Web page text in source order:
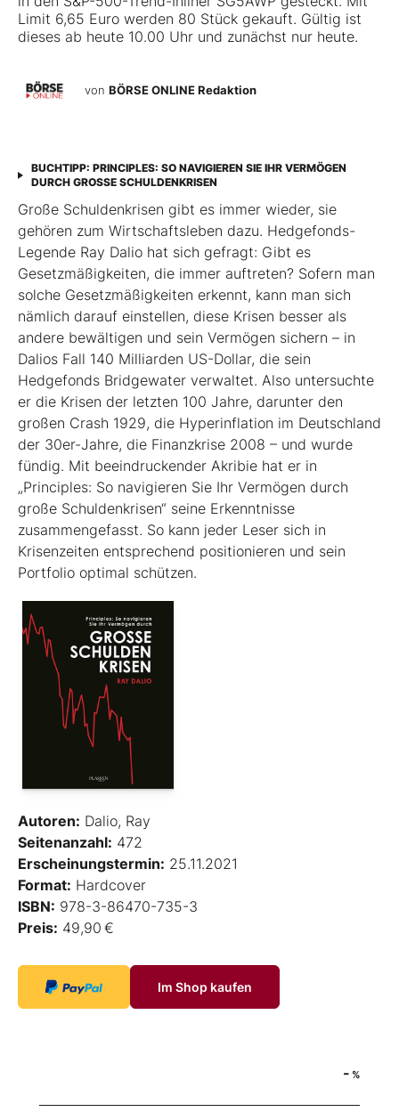
Limit 6,65 Euro werden 80 Stück gekauft. Gültig ist
dieses ab heute 10.00 Uhr und zunächst nur heute.
von BÖRSE ONLINE Redaktion
BUCHTIPP: PRINCIPLES: SO NAVIGIEREN SIE IHR VERMÖGEN
DURCH GROSSE SCHULDENKRISEN
Große Schuldenkrisen gibt es immer wieder, sie
gehören zum Wirtschaftsleben dazu. Hedgefonds-
Legende Ray Dalio hat sich gefragt: Gibt es
Gesetzmäßigkeiten, die immer auftreten? Sofern man
solche Gesetzmäßigkeiten erkennt, kann man sich
nämlich darauf einstellen, diese Krisen besser als
andere bewältigen und sein Vermögen sichern – in
Dalios Fall 140 Milliarden US-Dollar, die sein
Hedgefonds Bridgewater verwaltet. Also untersuchte
er die Krisen der letzten 100 Jahre, darunter den
großen Crash 1929, die Hyperinflation im Deutschland
der 30er-Jahre, die Finanzkrise 2008 – und wurde
fündig. Mit beeindruckender Akribie hat er in
„Principles: So navigieren Sie Ihr Vermögen durch
große Schuldenkrisen“ seine Erkenntnisse
zusammengefasst. So kann jeder Leser sich in
Krisenzeiten entsprechend positionieren und sein
Portfolio optimal schützen.
Autoren: Dalio, Ray
Seitenanzahl: 472
Erscheinungstermin: 25.11.2021
Format: Hardcover
ISBN: 978-3-86470-735-3
Preis: 49,90 €
Im Shop kaufen
- %